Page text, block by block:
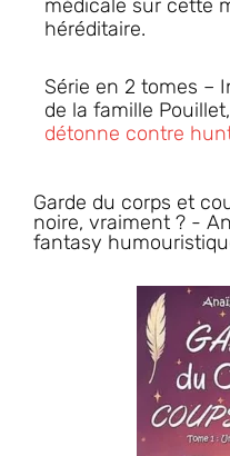
médicale sur cette
héréditaire.
Série en 2 tomes –
de la famille
détonne contre
Garde du corps et
noire, vraiment ? -
fantasy